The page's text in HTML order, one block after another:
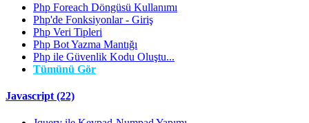
Php Foreach Döngüsü Kullanımı
Php'de Fonksiyonlar - Giriş
Php Veri Tipleri
Php Bot Yazma Mantığı
Php ile Güvenlik Kodu Oluştu...
Tümünü Gör
Javascript (22)